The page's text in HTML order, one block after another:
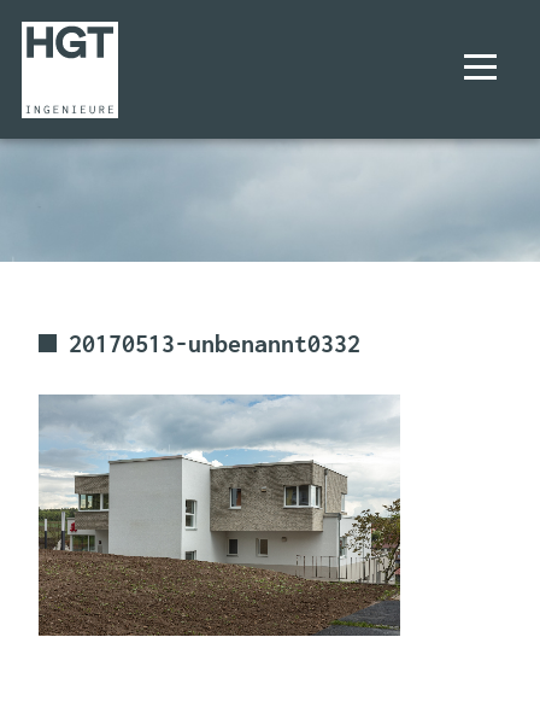
LEISTUNGEN
KARRIERE
KONTAKT
20170513-unbenannt0332